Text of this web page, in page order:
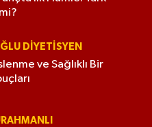
DIYETISYEN
ve Sağlıklı Bir